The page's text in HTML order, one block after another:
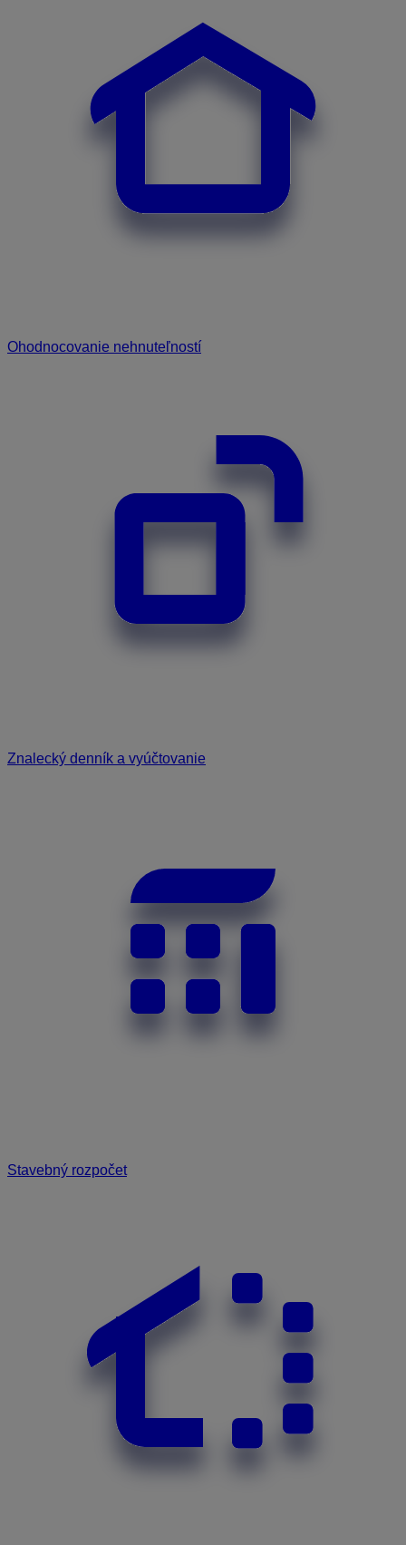
Ohodnocovanie nehnuteľností
Znalecký denník a vyúčtovanie
Stavebný rozpočet